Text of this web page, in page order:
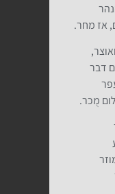
אז מחר.
דבר
מֻכר.